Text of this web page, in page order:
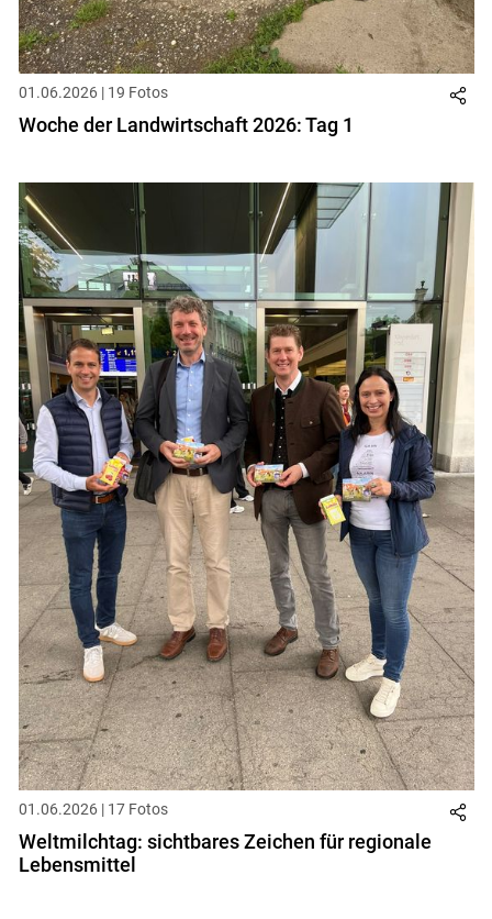
01.06.2026 | 19 Fotos
Woche der Landwirtschaft 2026: Tag 1
01.06.2026 | 17 Fotos
Weltmilchtag: sichtbares Zeichen für regionale
Lebensmittel